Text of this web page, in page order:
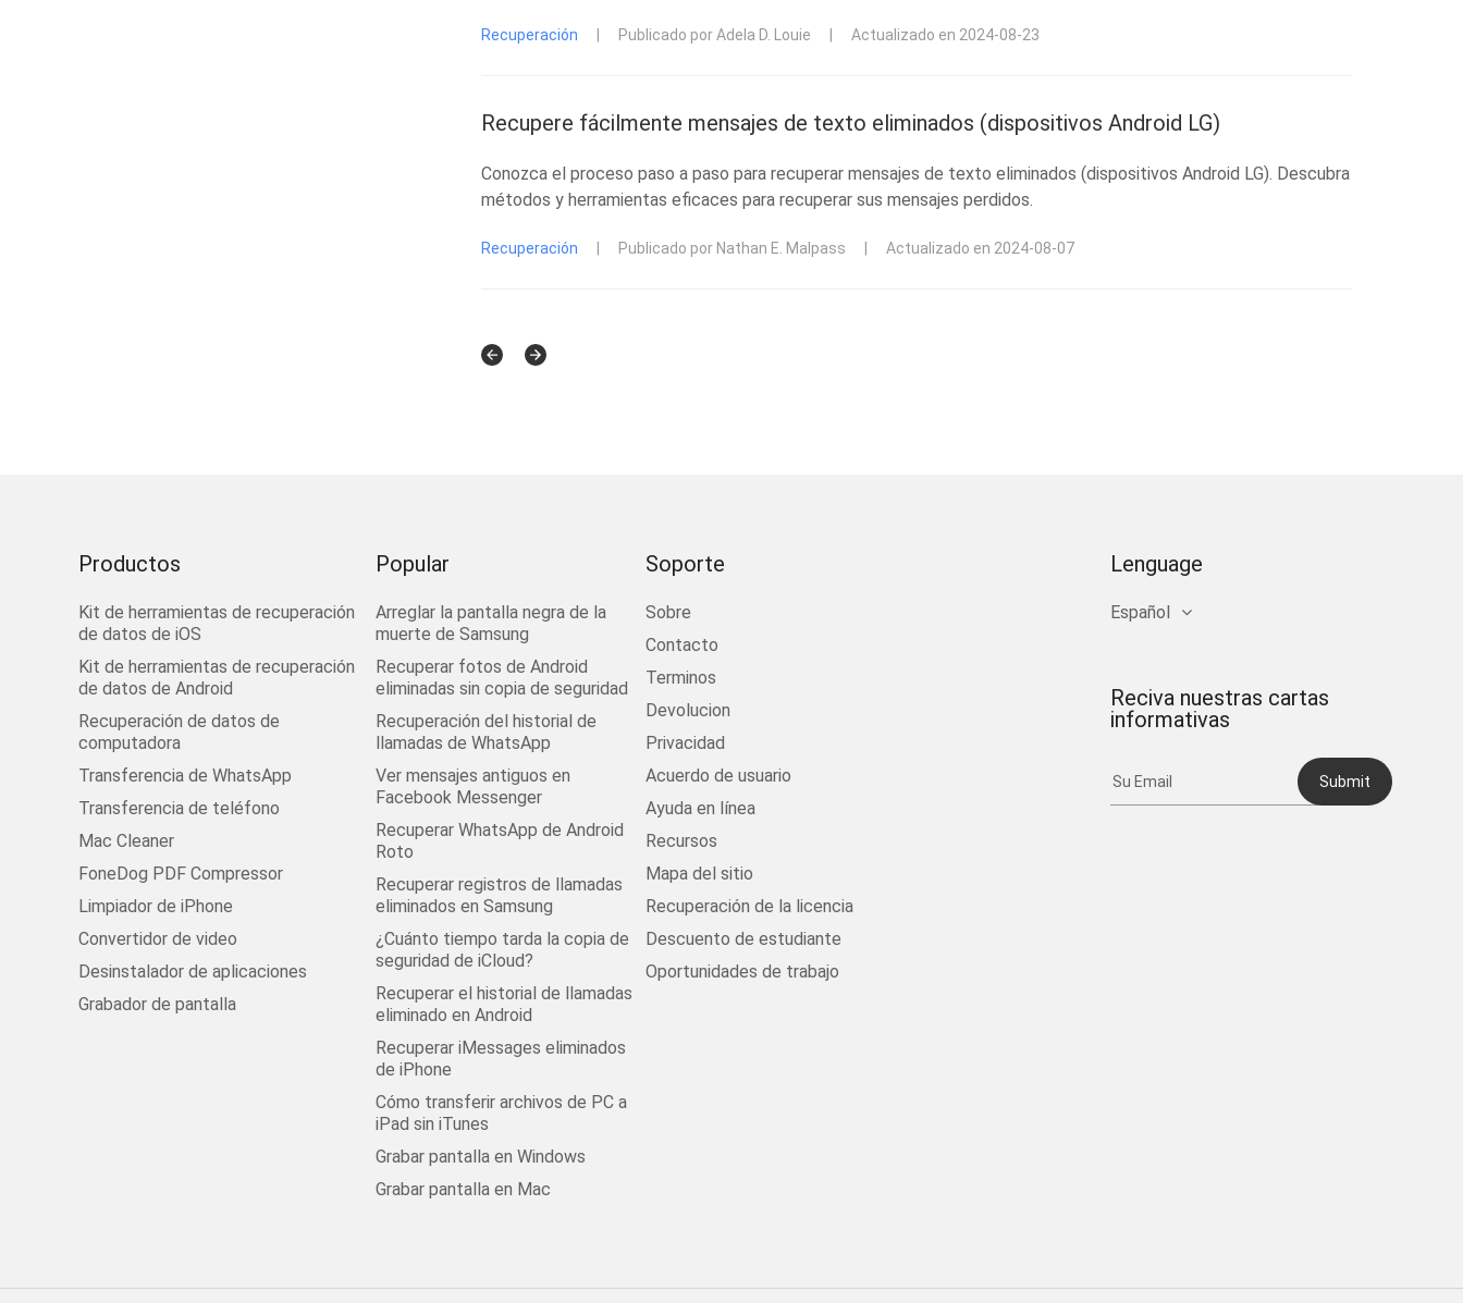
Recuperación Publicado por Adela D. Louie Actualizado en 2024-08-23
Recupere fácilmente mensajes de texto eliminados (dispositivos Android LG)
Conozca el proceso paso a paso para recuperar mensajes de texto eliminados (dispositivos Android LG). Descubra
métodos y herramientas eficaces para recuperar sus mensajes perdidos.
Recuperación Publicado por Nathan E. Malpass Actualizado en 2024-08-07
Productos
Kit de herramientas de recuperación
de datos de iOS
Kit de herramientas de recuperación
de datos de Android
Recuperación de datos de
computadora
Transferencia de WhatsApp
Transferencia de teléfono
Mac Cleaner
FoneDog PDF Compressor
Limpiador de iPhone
Convertidor de video
Desinstalador de aplicaciones
Grabador de pantalla
Popular
Arreglar la pantalla negra de la
muerte de Samsung
Recuperar fotos de Android
eliminadas sin copia de seguridad
Recuperación del historial de
llamadas de WhatsApp
Ver mensajes antiguos en
Facebook Messenger
Recuperar WhatsApp de Android
Roto
Recuperar registros de llamadas
eliminados en Samsung
¿Cuánto tiempo tarda la copia de
seguridad de iCloud?
Recuperar el historial de llamadas
eliminado en Android
Recuperar iMessages eliminados
de iPhone
Cómo transferir archivos de PC a
iPad sin iTunes
Grabar pantalla en Windows
Grabar pantalla en Mac
Soporte
Sobre
Contacto
Terminos
Devolucion
Privacidad
Acuerdo de usuario
Ayuda en línea
Recursos
Mapa del sitio
Recuperación de la licencia
Descuento de estudiante
Oportunidades de trabajo
Lenguage
Español
Reciva nuestras cartas
informativas
Submit